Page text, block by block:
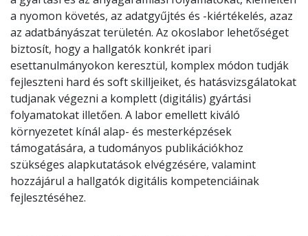
a nyomon követés, az adatgyűjtés és -kiértékelés, azaz
az adatbányászat területén. Az okoslabor lehetőséget
biztosít, hogy a hallgatók konkrét ipari
esettanulmányokon keresztül, komplex módon tudják
fejleszteni hard és soft skilljeiket, és hatásvizsgálatokat
tudjanak végezni a komplett (digitális) gyártási
folyamatokat illetően. A labor emellett kiváló
környezetet kínál alap- és mesterképzések
támogatására, a tudományos publikációkhoz
szükséges alapkutatások elvégzésére, valamint
hozzájárul a hallgatók digitális kompetenciáinak
fejlesztéséhez.